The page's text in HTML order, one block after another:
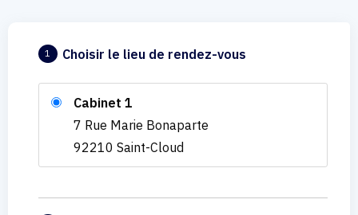
1 Choisir le lieu de rendez-vous
Cabinet 1
7 Rue Marie Bonaparte
92210 Saint-Cloud